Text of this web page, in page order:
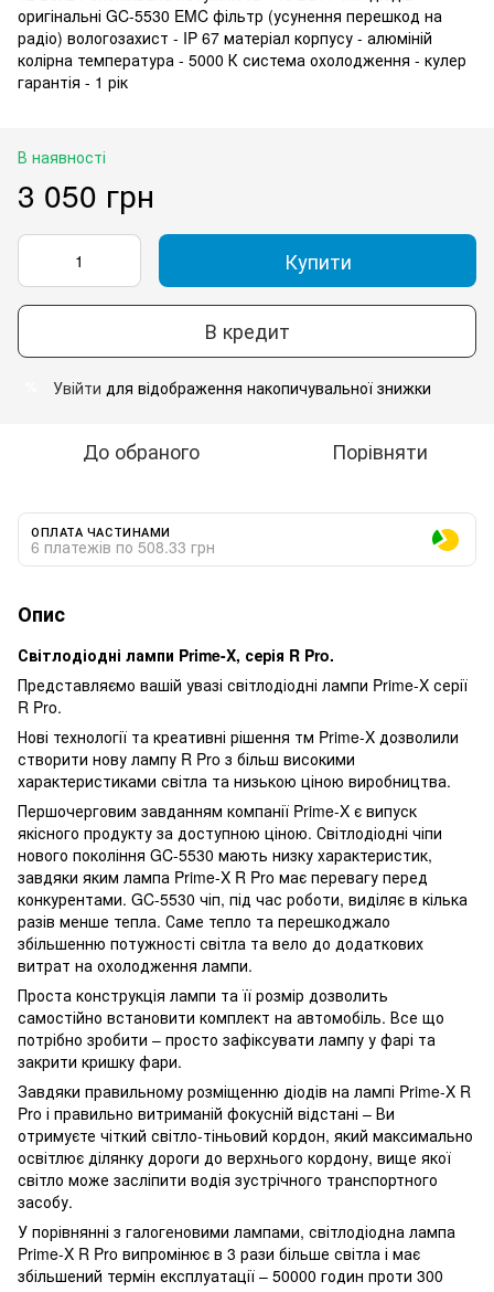
оригінальні GC-5530 EMC фільтр (усунення перешкод на
радіо) вологозахист - IP 67 матеріал корпусу - алюміній
колірна температура - 5000 К система охолодження - кулер
гарантія - 1 рік
В наявності
3 050 грн
Купити
В кредит
Увійти для відображення накопичувальної знижки
До обраного Порівняти
ОПЛАТА ЧАСТИНАМИ
6 платежів по 508.33 грн
Опис
Світлодіодні лампи Prime-X, серія R Pro.
Представляємо вашій увазі світлодіодні лампи Prime-X серії
R Pro.
Нові технології та креативні рішення тм Prime-X дозволили
створити нову лампу R Pro з більш високими
характеристиками світла та низькою ціною виробництва.
Першочерговим завданням компанії Prime-X є випуск
якісного продукту за доступною ціною. Світлодіодні чіпи
нового покоління GC-5530 мають низку характеристик,
завдяки яким лампа Prime-X R Pro має перевагу перед
конкурентами. GC-5530 чіп, під час роботи, виділяє в кілька
разів менше тепла. Саме тепло та перешкоджало
збільшенню потужності світла та вело до додаткових
витрат на охолодження лампи.
Проста конструкція лампи та її розмір дозволить
самостійно встановити комплект на автомобіль. Все що
потрібно зробити – просто зафіксувати лампу у фарі та
закрити кришку фари.
Завдяки правильному розміщенню діодів на лампі Prime-X R
Pro і правильно витриманій фокусній відстані – Ви
отримуєте чіткий світло-тіньовий кордон, який максимально
освітлює ділянку дороги до верхнього кордону, вище якої
світло може засліпити водія зустрічного транспортного
засобу.
У порівнянні з галогеновими лампами, світлодіодна лампа
Prime-X R Pro випромінює в 3 рази більше світла і має
збільшений термін експлуатації – 50000 годин проти 300